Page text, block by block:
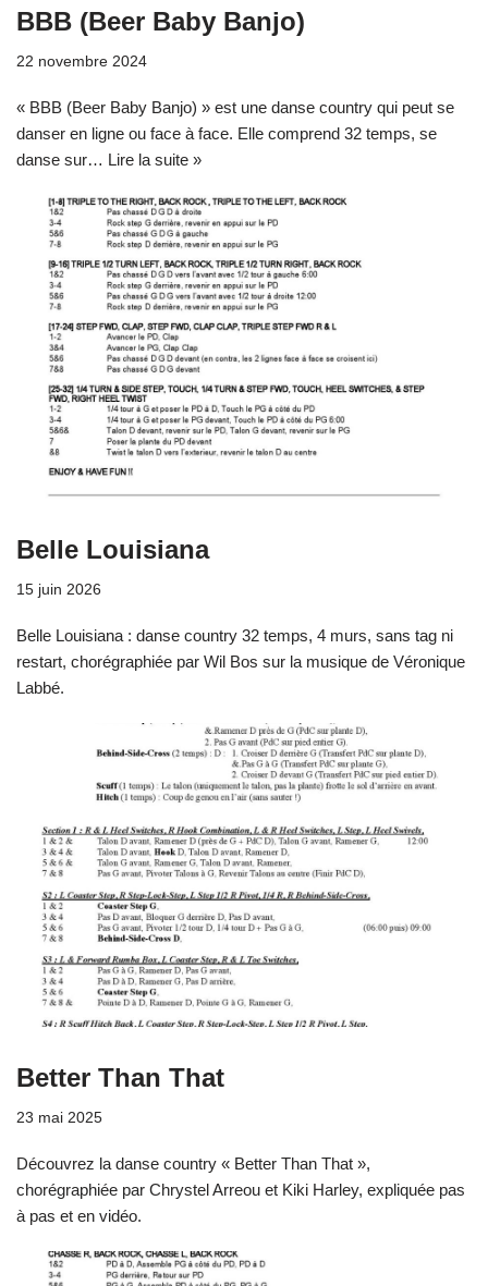
BBB (Beer Baby Banjo)
22 novembre 2024
« BBB (Beer Baby Banjo) » est une danse country qui peut se
danser en ligne ou face à face. Elle comprend 32 temps, se
danse sur… Lire la suite »
Belle Louisiana
15 juin 2026
Belle Louisiana : danse country 32 temps, 4 murs, sans tag ni
restart, chorégraphiée par Wil Bos sur la musique de Véronique
Labbé.
Better Than That
23 mai 2025
Découvrez la danse country « Better Than That »,
chorégraphiée par Chrystel Arreou et Kiki Harley, expliquée pas
à pas et en vidéo.